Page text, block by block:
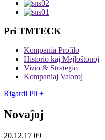
Pri TMTECK
Kompania Profilo
Historio kaj Mejloŝtonoj
Vizio & Strategio
Kompaniaj Valoroj
Rigardi Pli +
Novaĵoj
20.12.17 09